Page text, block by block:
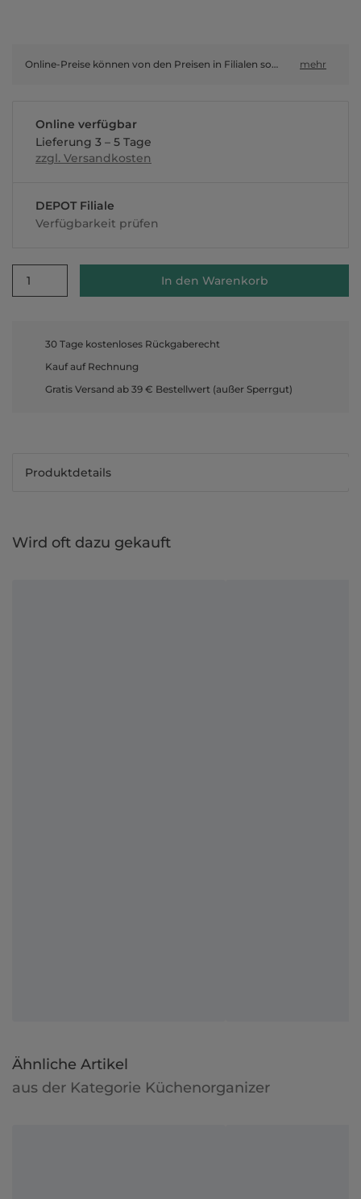
Online-Preise können von den Preisen in Filialen sowie Shop-in-Shop-Flächen abweichen. mehr
Online verfügbar
Lieferung 3 – 5 Tage
zzgl. Versandkosten
DEPOT Filiale
Verfügbarkeit prüfen
1 In den Warenkorb
30 Tage kostenloses Rückgaberecht
Kauf auf Rechnung
Gratis Versand ab 39 € Bestellwert (außer Sperrgut)
Produktdetails
Wird oft dazu gekauft
Ähnliche Artikel
aus der Kategorie Küchenorganizer